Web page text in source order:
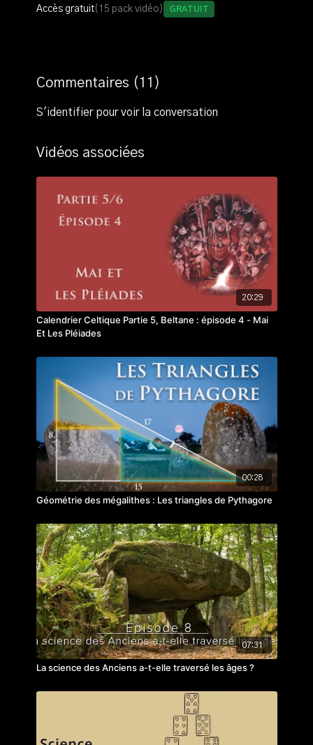
présent, le tout avec son habituel sens de la
pédagogie.
Enfin, il montre comment cette même relation avec les
Accès gratuit(15 pack vidéo) Gratuit
Commentaires ( 11 )
S'identifierpour voir la conversation
Vidéos associées
20:29
Calendrier Celtique Partie 5, Beltane : épisode 4 - Mai
Et Les Pléiades
00:28
Géométrie des mégalithes : Les triangles de Pythagore
07:31
La science des Anciens a-t-elle traversé les âges ?